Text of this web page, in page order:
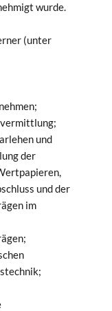
wurde.
(unter
und
der
und der
im